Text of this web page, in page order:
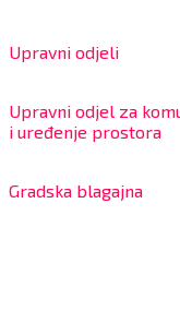
Upravni odjeli
Upravni odjel za
i uređenje prostora
Gradska blagajna